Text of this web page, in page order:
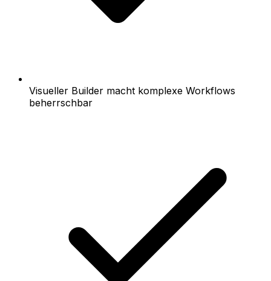
Visueller Builder macht komplexe Workflows
beherrschbar